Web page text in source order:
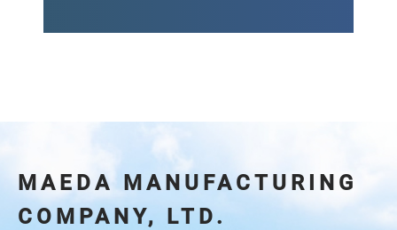
MAEDA
MANUFACTURING
COMPANY, LTD.